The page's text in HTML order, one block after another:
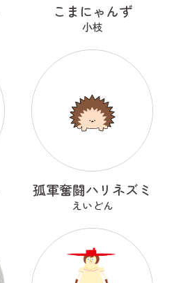
こまにゃんず
小枝
孤軍奮闘ハリネズミ
えいどん